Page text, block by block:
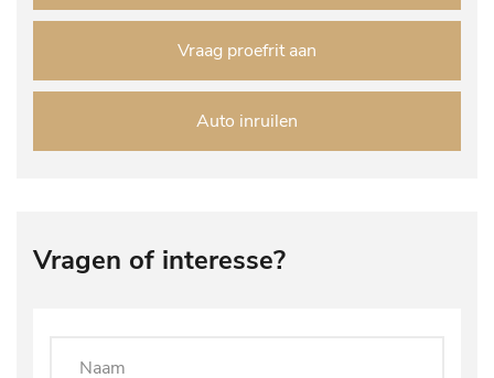
Vraag proefrit aan
Auto inruilen
Vragen of interesse?